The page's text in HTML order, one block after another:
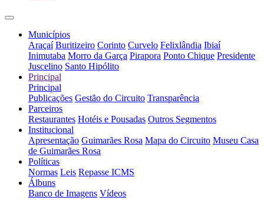
Municípios
Araçaí Buritizeiro Corinto Curvelo Felixlândia Ibiaí
Inimutaba Morro da Garça Pirapora Ponto Chique Presidente
Juscelino Santo Hipólito
Principal
Principal
Publicações Gestão do Circuito Transparência
Parceiros
Restaurantes Hotéis e Pousadas Outros Segmentos
Institucional
Apresentação Guimarães Rosa Mapa do Circuito Museu Casa
de Guimarães Rosa
Políticas
Normas Leis Repasse ICMS
Álbuns
Banco de Imagens Vídeos